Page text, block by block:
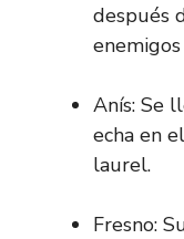
después
Anís: Se
echa en
laurel.
Fresno: